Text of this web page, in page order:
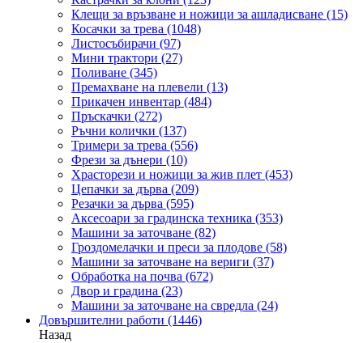
Клещи за връзване и ножици за ашладисване (15)
Косачки за трева (1048)
Листосъбирачи (97)
Мини трактори (27)
Поливане (345)
Премахване на плевели (13)
Прикачен инвентар (484)
Пръскачки (272)
Ръчни колички (137)
Тримери за трева (556)
Фрези за дънери (10)
Храсторези и ножици за жив плет (453)
Цепачки за дърва (209)
Резачки за дърва (595)
Аксесоари за градинска техника (353)
Машини за заточване (82)
Гроздомелачки и преси за плодове (58)
Машини за заточване на вериги (37)
Обработка на почва (672)
Двор и градина (23)
Машини за заточване на свредла (24)
Довършителни работи (1446)
Назад